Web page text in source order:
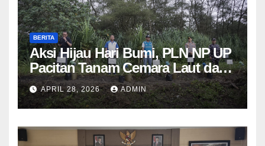
BERITA
Aksi Hijau Hari Bumi, PLN NP UP
Pacitan Tanam Cemara Laut dan
Pandan
APRIL 28, 2026 ADMIN